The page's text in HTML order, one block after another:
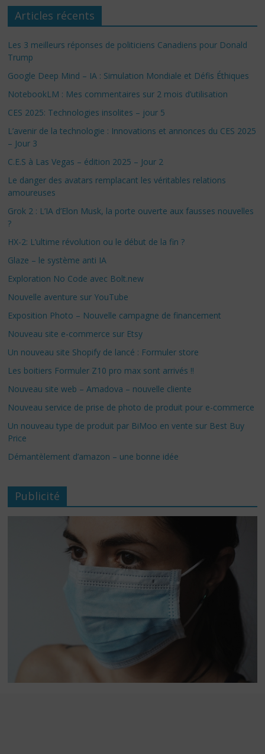
Articles récents
Les 3 meilleurs réponses de politiciens Canadiens pour Donald
Trump
Google Deep Mind – IA : Simulation Mondiale et Défis Éthiques
NotebookLM : Mes commentaires sur 2 mois d’utilisation
CES 2025: Technologies insolites – jour 5
L’avenir de la technologie : Innovations et annonces du CES 2025
– Jour 3
C.E.S à Las Vegas – édition 2025 – Jour 2
Le danger des avatars remplacant les véritables relations
amoureuses
Grok 2 : L’IA d’Elon Musk, la porte ouverte aux fausses nouvelles
?
HX-2: L’ultime révolution ou le début de la fin ?
Glaze – le système anti IA
Exploration No Code avec Bolt.new
Nouvelle aventure sur YouTube
Exposition Photo – Nouvelle campagne de financement
Nouveau site e-commerce sur Etsy
Un nouveau site Shopify de lancé : Formuler store
Les boitiers Formuler Z10 pro max sont arrivés !!
Nouveau site web – Amadova – nouvelle cliente
Nouveau service de prise de photo de produit pour e-commerce
Un nouveau type de produit par BiMoo en vente sur Best Buy
Price
Démantèlement d’amazon – une bonne idée
Publicité